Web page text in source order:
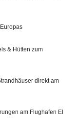
& Hütten zum
direkt am
am Flughafen El